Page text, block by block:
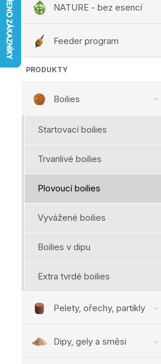
NATURE - bez esencí
Feeder program
PRODUKTY
Boilies
Startovací boilies
Trvanlivé boilies
Plovoucí boilies
Vyvážené boilies
Boilies v dipu
Extra tvrdé boilies
Pelety, ořechy, partikly
Dipy, gely a směsi